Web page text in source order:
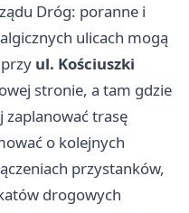
Dróg: poranne i
ulicach mogą
ul. Kościuszki
stronie, a tam gdzie
zaplanować trasę
o kolejnych
przystanków,
drogowych